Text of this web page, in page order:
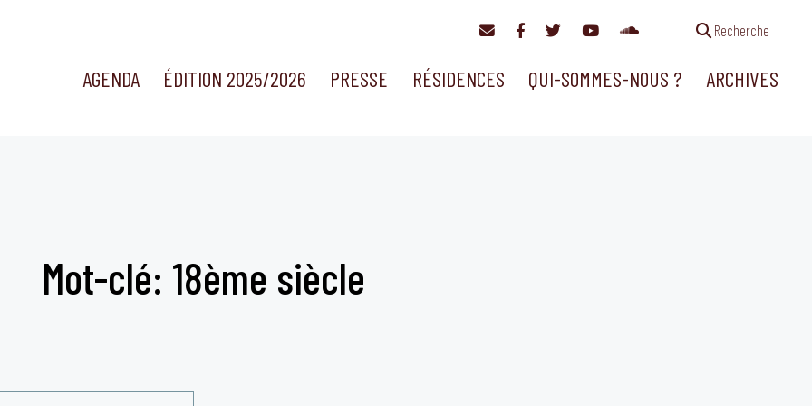
Recherche
AGENDA ÉDITION 2025/2026 PRESSE RÉSIDENCES QUI-SOMMES-NOUS ? ARCHIVES
Mot-clé: 18ème siècle